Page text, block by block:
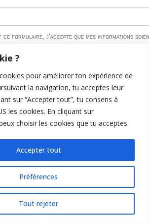
?
pour améliorer ton expérience de
la navigation, tu acceptes leur
sur “Accepter tout”, tu consens à
les cookies. En cliquant sur
choisir les cookies que tu acceptes.
Préférences
Tout rejeter
Accepter tout
ce formulaire, j’accepte que mes informations
et personnalisée qui peut en découler.
Découvrir mon résultat